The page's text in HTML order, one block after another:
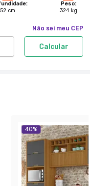
52 cm
Peso:
324 kg
Não sei meu CEP
Calcular
40%